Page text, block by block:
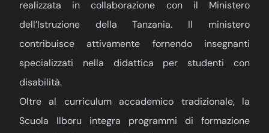
realizzata in collaborazione con il Ministero
dell’Istruzione della Tanzania. Il ministero
contribuisce attivamente fornendo insegnanti
specializzati nella didattica per studenti con
disabilità.
Oltre al curriculum accademico tradizionale, la
Scuola Ilboru integra programmi di formazione